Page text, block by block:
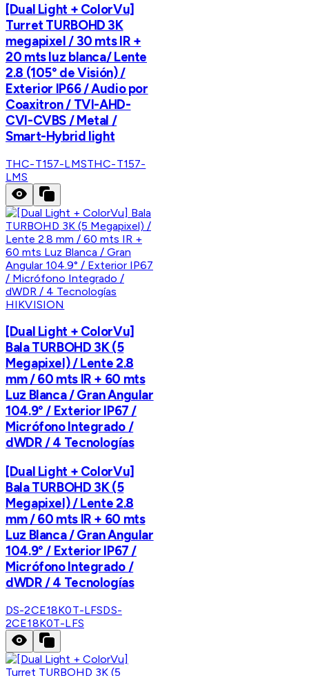
[Dual Light + ColorVu]
Turret TURBOHD 3K
megapixel / 30 mts IR +
20 mts luz blanca/ Lente
2.8 (105° de Visión) /
Exterior IP66 / Audio por
Coaxitron / TVI-AHD-
CVI-CVBS / Metal /
Smart-Hybrid light
THC-T157-LMSTHC-T157-
LMS
HIKVISION
[Dual Light + ColorVu]
Bala TURBOHD 3K (5
Megapixel) / Lente 2.8
mm / 60 mts IR + 60 mts
Luz Blanca / Gran Angular
104.9° / Exterior IP67 /
Micrófono Integrado /
dWDR / 4 Tecnologías
[Dual Light + ColorVu]
Bala TURBOHD 3K (5
Megapixel) / Lente 2.8
mm / 60 mts IR + 60 mts
Luz Blanca / Gran Angular
104.9° / Exterior IP67 /
Micrófono Integrado /
dWDR / 4 Tecnologías
DS-2CE18K0T-LFSDS-
2CE18K0T-LFS